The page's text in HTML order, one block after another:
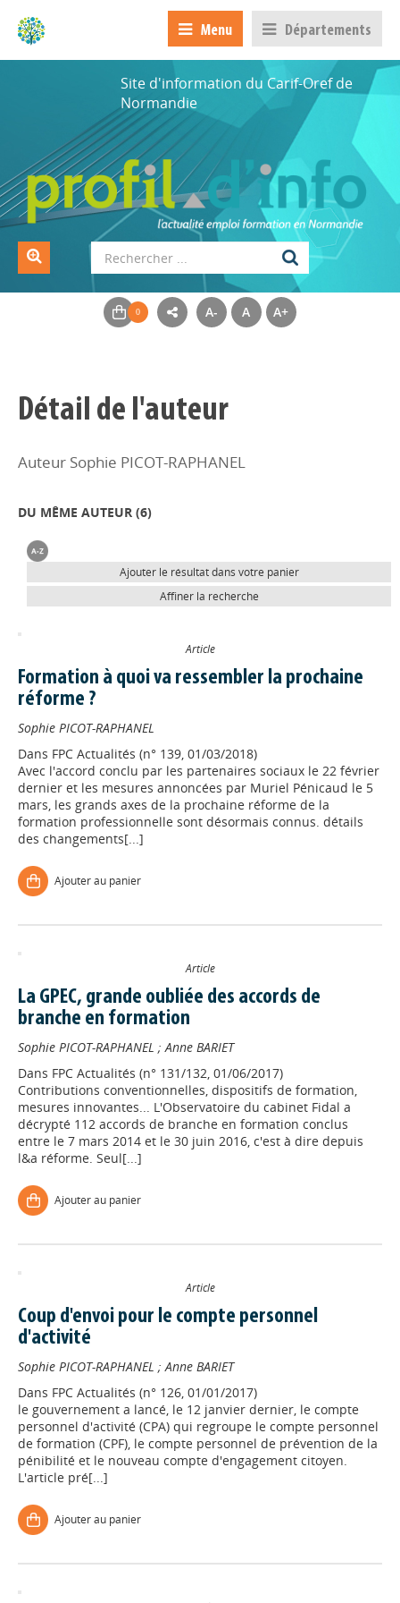
Menu Départements
Site d'information du Carif-Oref de
Normandie
A- A A+
Détail de l'auteur
Auteur Sophie PICOT-RAPHANEL
DU MÊME AUTEUR (6)
Ajouter le résultat dans votre panier
Affiner la recherche
Article
Formation à quoi va ressembler la prochaine
réforme ?
Sophie PICOT-RAPHANEL
Dans FPC Actualités (n° 139, 01/03/2018)
Avec l'accord conclu par les partenaires sociaux le 22 février
dernier et les mesures annoncées par Muriel Pénicaud le 5
mars, les grands axes de la prochaine réforme de la
formation professionnelle sont désormais connus. détails
des changements[...]
Ajouter au panier
Article
La GPEC, grande oubliée des accords de
branche en formation
Sophie PICOT-RAPHANEL ;Anne BARIET
Dans FPC Actualités (n° 131/132, 01/06/2017)
Contributions conventionnelles, dispositifs de formation,
mesures innovantes... L'Observatoire du cabinet Fidal a
décrypté 112 accords de branche en formation conclus
entre le 7 mars 2014 et le 30 juin 2016, c'est à dire depuis
l&a réforme. Seul[...]
Ajouter au panier
Article
Coup d'envoi pour le compte personnel
d'activité
Sophie PICOT-RAPHANEL ;Anne BARIET
Dans FPC Actualités (n° 126, 01/01/2017)
le gouvernement a lancé, le 12 janvier dernier, le compte
personnel d'activité (CPA) qui regroupe le compte personnel
de formation (CPF), le compte personnel de prévention de la
pénibilité et le nouveau compte d'engagement citoyen.
L'article pré[...]
Ajouter au panier